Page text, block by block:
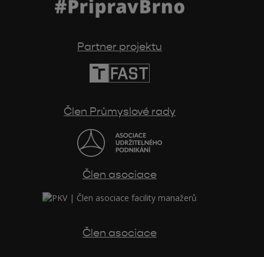
Partner projektu
Člen Průmyslové rady
Člen asociace
Člen asociace